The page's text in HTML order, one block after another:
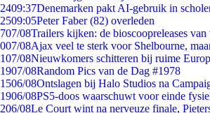
2409:37Denemarken pakt AI-gebruik in
2509:05Peter Faber (82) overleden
707/08Trailers kijken: de bioscoopreleases van
007/08Ajax veel te sterk voor Shelbourne,
107/08Nieuwkomers schitteren bij ruime
1907/08Random Pics van de Dag #1978
1506/08Ontslagen bij Halo Studios na
1906/08PS5-doos waarschuwt voor einde
206/08Le Court wint na nerveuze finale,